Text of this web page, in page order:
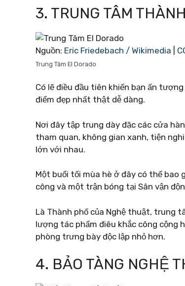
3. TRUNG TÂM
Nguồn: Eric Friedebach / Wikimedia
Trung Tâm El Dorado
Có lẽ điều đầu tiên khiến bạn ấn
điểm đẹp nhất thật dễ dàng.
Nơi đây tập trung dày đặc các cửa
tham quan, không gian xanh, tiện
lớn với nhau.
Một buổi tối mùa hè ở đây có thể bao
công và một trận bóng tại Sân vận
Là Thành phố của Nghệ thuật, trung
lượng tác phẩm điêu khắc công cộng
phòng trưng bày độc lập nhỏ hơn.
4. BẢO TÀNG NGHỆ